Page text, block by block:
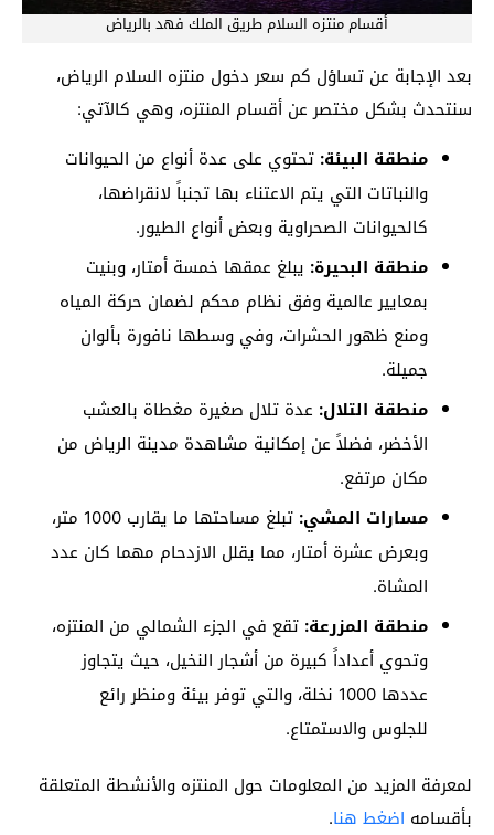
أقسام منتزه السلام طريق الملك فهد بالرياض
بعد الإجابة عن تساؤل كم سعر دخول منتزه السلام الرياض،
سنتحدث بشكل مختصر عن أقسام المنتزه، وهي كالآتي:
منطقة البيئة: تحتوي على عدة أنواع من الحيوانات
والنباتات التي يتم الاعتناء بها تجنباً لانقراضها،
كالحيوانات الصحراوية وبعض أنواع الطيور.
منطقة البحيرة: يبلغ عمقها خمسة أمتار، وبنيت
بمعايير عالمية وفق نظام محكم لضمان حركة المياه
ومنع ظهور الحشرات، وفي وسطها نافورة بألوان
جميلة.
منطقة التلال: عدة تلال صغيرة مغطاة بالعشب
الأخضر، فضلاً عن إمكانية مشاهدة مدينة الرياض من
مكان مرتفع.
مسارات المشي:
تبلغ مساحتها ما يقارب 1000 متر،
وبعرض عشرة أمتار، مما يقلل الازدحام مهما كان عدد
المشاة.
منطقة المزرعة: تقع في الجزء الشمالي من المنتزه،
وتحوي أعداداً كبيرة من أشجار النخيل، حيث يتجاوز
عددها 1000 نخلة، والتي توفر بيئة ومنظر رائع
للجلوس والاستمتاع.
لمعرفة المزيد من المعلومات حول المنتزه والأنشطة المتعلقة
بأقسامه اضغط هنا.